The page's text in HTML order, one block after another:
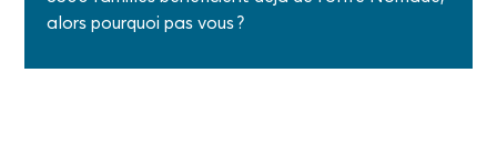
alors pourquoi pas vous ?